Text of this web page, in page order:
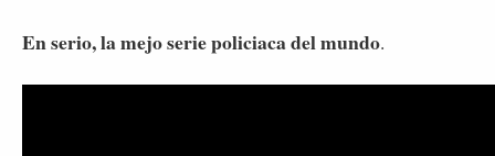
En serio, la mejo serie policiaca del mundo.